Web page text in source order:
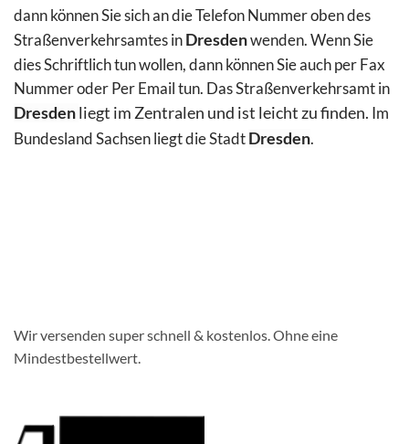
dann können Sie sich an die Telefon Nummer oben des
Straßenverkehrsamtes inDresdenwenden. Wenn Sie
dies Schriftlich tun wollen, dann können Sie auch per Fax
Nummer oder Per Emailtun. Das Straßenverkehrsamt in
Dresdenliegt im Zentralen und ist leicht zu finden. Im
Bundesland Sachsen liegt die StadtDresden.
Wir versenden super schnell & kostenlos. Ohne eine
Mindestbestellwert.